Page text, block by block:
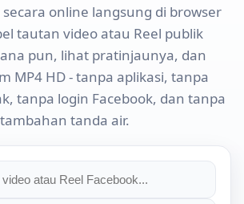
online langsung di browser
tautan video atau Reel publik
pun, lihat pratinjaunya, dan
MP4 HD - tanpa aplikasi, tanpa
tanpa login Facebook, dan tanpa
tambahan tanda air.